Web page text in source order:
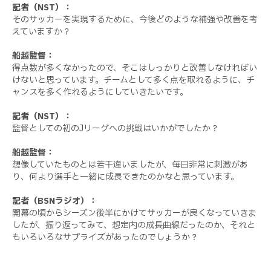
記者（NST）：
そのサッカーを実現するために、今後どのような補強や改善を考
えていますか？
船越監督：
得点数が多くなかったので、そこはしっかりと改善しなければい
けないと思っています。チームとして多く点を取れるように、チ
ャンスを多く作れるようにしていきたいです。
記者（NST）：
監督としての初のJリーグへの挑戦はいかがでしたか？
船越監督：
想像していたものとは若干違いましたが、毎日非常に刺激があ
り、何より選手と一緒に成長できたのかなと思っています。
記者（BSNラジオ）：
開幕の頃からシーズン後半にかけてサッカーが良くなっていきま
したが、振り返ってみて、想定内の成長曲線だったのか、それと
もいろいろなサプライズがあったのでしょうか？